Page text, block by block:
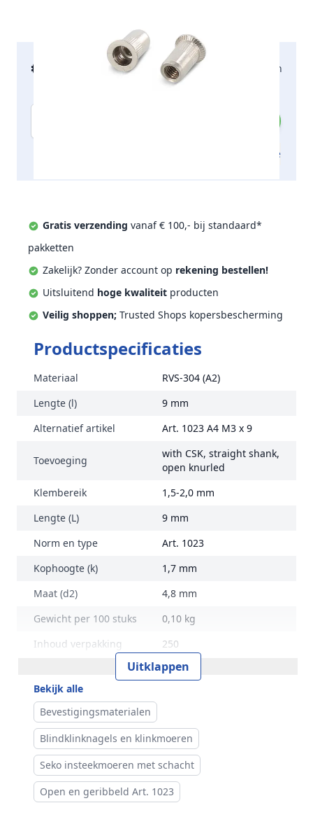
€ 26,53 incl. btw 2-5 werkdagen
Aantal
Toevoegen aan offerte
Gratis verzending vanaf € 100,- bij standaard*
pakketten
Zakelijk? Zonder account op rekening bestellen!
Uitsluitend hoge kwaliteit producten
Veilig shoppen; Trusted Shops kopersbescherming
Productspecificaties
Materiaal
RVS-304 (A2)
Lengte (l)
9 mm
Alternatief artikel
Art. 1023 A4 M3 x 9
Toevoeging
with CSK, straight shank,
open knurled
Klembereik
1,5-2,0 mm
Lengte (L)
9 mm
Norm en type
Art. 1023
Kophoogte (k)
1,7 mm
Maat (d2)
4,8 mm
Gewicht per 100 stuks
0,10 kg
Inhoud verpakking
250
RVS Products
Uitklappen
Bekijk alle
Bevestigingsmaterialen
Blindklinknagels en klinkmoeren
Seko insteekmoeren met schacht
Open en geribbeld Art. 1023